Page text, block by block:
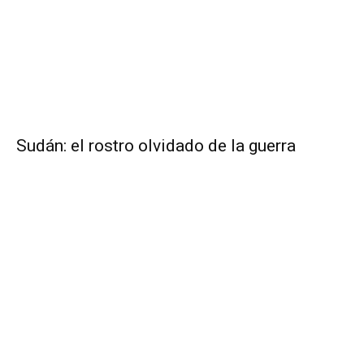
Sudán: el rostro olvidado de la guerra